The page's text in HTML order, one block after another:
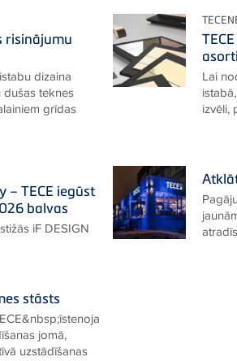
risinājumu
dizaina
dušas teknes
grīdas
Lai
izvēli,
– TECE iegūst
balvas
iF DESIGN
stāsts
jomā,
uzstādīšanas